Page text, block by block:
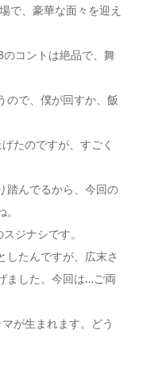
で、豪華な面々を迎え
コントは絶品で、舞
ので、僕が回すか、飯
たのですが、すごく
踏んでるから、今回の
ジナシです。
したんですが、広末さ
ました。今回は…ご両
が生まれます。どう